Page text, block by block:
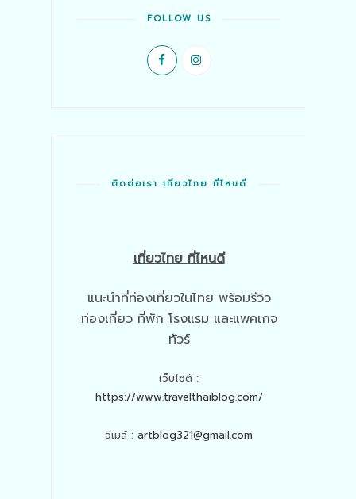
FOLLOW US
ติดต่อเรา เที่ยวไทย ที่ไหนดี
เที่ยวไทย ที่ไหนดี
แนะนำที่ท่องเที่ยวในไทย พร้อมรีวิว
ท่องเที่ยว ที่พัก โรงแรม และแพคเกจ
ทัวร์
เว็บไซต์ :
https://www.travelthaiblog.com/
อีเมล์ : artblog321@gmail.com